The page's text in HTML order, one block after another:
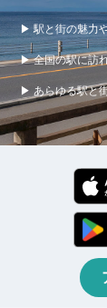
▶ 駅と街の魅力
▶ 全国の駅に訪
▶ あらゆる駅と